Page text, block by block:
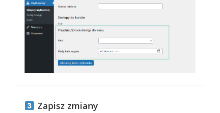
Zapisz zmiany